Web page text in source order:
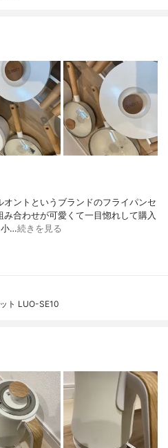
ントというブランドのフライパンセ
合わせが可愛くて一目惚れして購入
小…続きを見る
ト LUO-SE10